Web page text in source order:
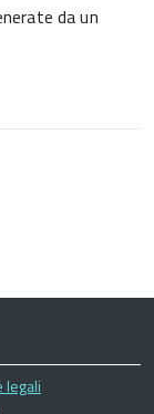
da un
legali